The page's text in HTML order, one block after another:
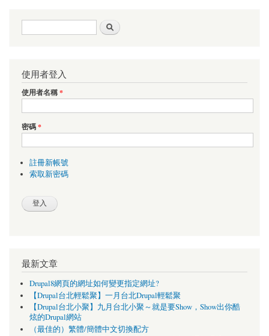
搜尋表單
使用者登入
使用者名稱*
密碼*
註冊新帳號
索取新密碼
最新文章
Drupal8網頁的網址如何變更指定網址?
【Drupal台北輕鬆聚】一月台北Drupal輕鬆聚
【Drupal台北小聚】九月台北小聚～就是要Show，Show出你酷
炫的Drupal網站
（最佳的）繁體/簡體中文切換配方